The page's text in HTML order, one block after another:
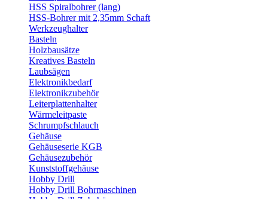
HSS Spiralbohrer (lang)
HSS-Bohrer mit 2,35mm Schaft
Werkzeughalter
Basteln
Holzbausätze
Kreatives Basteln
Laubsägen
Elektronikbedarf
Elektronikzubehör
Leiterplattenhalter
Wärmeleitpaste
Schrumpfschlauch
Gehäuse
Gehäuseserie KGB
Gehäusezubehör
Kunststoffgehäuse
Hobby Drill
Hobby Drill Bohrmaschinen